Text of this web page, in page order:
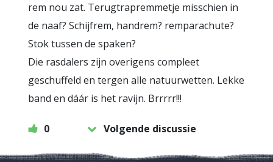
rem nou zat. Terugtrapremmetje misschien in
de naaf? Schijfrem, handrem? remparachute?
Stok tussen de spaken?
Die rasdalers zijn overigens compleet
geschuffeld en tergen alle natuurwetten. Lekke
band en dáár is het ravijn. Brrrrr!!!
0 Volgende discussie